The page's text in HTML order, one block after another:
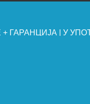
+ ГАРАНЦИЈА | У